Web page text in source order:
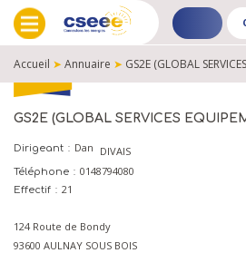
-
PUBLIC
-
FIL
Accueil ➤Annuaire ➤ GS2E (GLOBAL
GS2E (GLOBAL SERVICES
Dirigeant Dan DIVAIS
Téléphone 0148794080
Effectif 21
124 Route de Bondy
93600 AULNAY SOUS BOIS